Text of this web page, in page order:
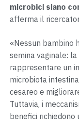
microbici siano
afferma il
«Nessun bambino
semina vaginale:
rappresentare un
microbiota
cesareo e
Tuttavia, i
benefici